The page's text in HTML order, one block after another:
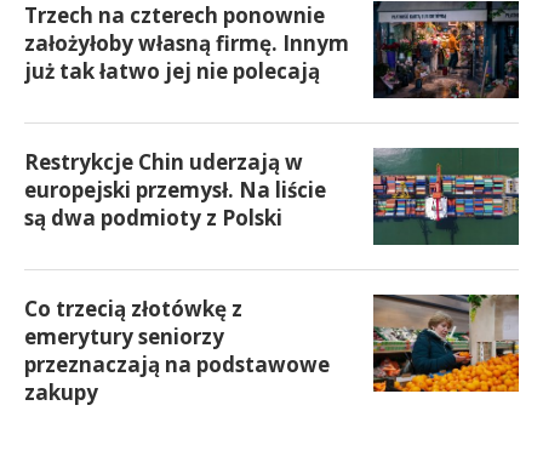
Trzech na czterech ponownie
założyłoby własną firmę. Innym
już tak łatwo jej nie polecają
Restrykcje Chin uderzają w
europejski przemysł. Na liście
są dwa podmioty z Polski
Co trzecią złotówkę z
emerytury seniorzy
przeznaczają na podstawowe
zakupy